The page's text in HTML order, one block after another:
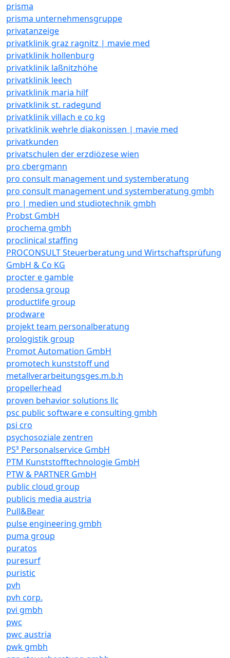
prisma
prisma unternehmensgruppe
privatanzeige
privatklinik graz ragnitz | mavie med
privatklinik hollenburg
privatklinik laßnitzhöhe
privatklinik leech
privatklinik maria hilf
privatklinik st. radegund
privatklinik villach e co kg
privatklinik wehrle diakonissen | mavie med
privatkunden
privatschulen der erzdiözese wien
pro cbergmann
pro consult management und systemberatung
pro consult management und systemberatung gmbh
pro | medien und studiotechnik gmbh
Probst GmbH
prochema gmbh
proclinical staffing
PROCONSULT Steuerberatung und Wirtschaftsprüfung
GmbH & Co KG
procter e gamble
prodensa group
productlife group
prodware
projekt team personalberatung
prologistik group
Promot Automation GmbH
promotech kunststoff und
metallverarbeitungsges.m.b.h
propellerhead
proven behavior solutions llc
psc public software e consulting gmbh
psi cro
psychosoziale zentren
PS³ Personalservice GmbH
PTM Kunststofftechnologie GmbH
PTW & PARTNER GmbH
public cloud group
publicis media austria
Pull&Bear
pulse engineering gmbh
puma group
puratos
puresurf
puristic
pvh
pvh corp.
pvi gmbh
pwc
pwc austria
pwk gmbh